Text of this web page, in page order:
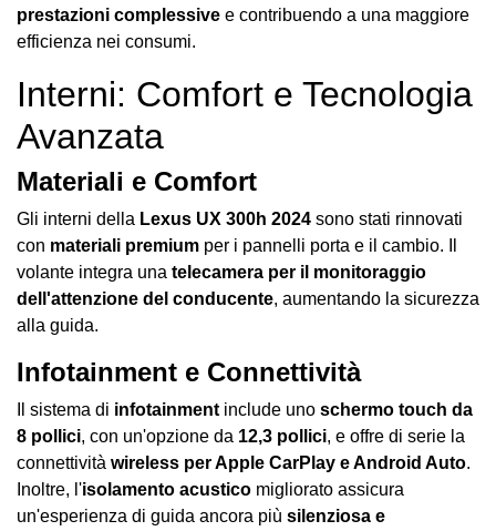
prestazioni complessive e contribuendo a una maggiore
efficienza nei consumi.
Interni: Comfort e Tecnologia
Avanzata
Materiali e Comfort
Gli interni della Lexus UX 300h 2024 sono stati rinnovati
con materiali premium per i pannelli porta e il cambio. Il
volante integra una telecamera per il monitoraggio
dell'attenzione del conducente, aumentando la sicurezza
alla guida.
Infotainment e Connettività
Il sistema di infotainment include uno schermo touch da
8 pollici, con un'opzione da 12,3 pollici, e offre di serie la
connettività wireless per Apple CarPlay e Android Auto.
Inoltre, l'isolamento acustico migliorato assicura
un'esperienza di guida ancora più silenziosa e